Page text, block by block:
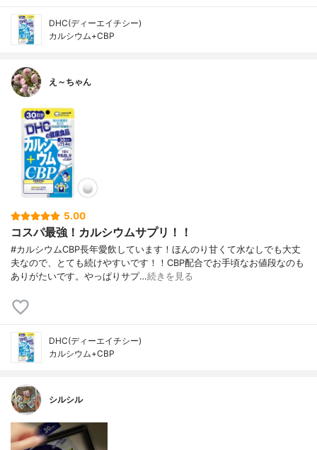
DHC(ディーエイチシー)
カルシウム+CBP
え～ちゃん
5.00
コスパ最強！カルシウムサプリ！！
#カルシウムCBP長年愛飲しています！ほんのり甘くて水なしでも大丈
夫なので、とても続けやすいです！！CBP配合でお手頃なお値段なのも
ありがたいです。やっぱりサプ…続きを見る
DHC(ディーエイチシー)
カルシウム+CBP
シルシル